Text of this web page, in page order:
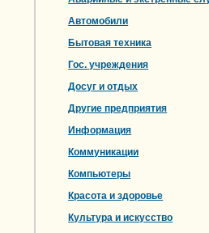
Автомобили
Бытовая техника
Гос. учреждения
Досуг и отдых
Другие предприятия
Информация
Коммуникации
Компьютеры
Красота и здоровье
Культура и искусство